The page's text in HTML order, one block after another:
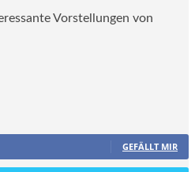
Vorstellungen von
GEFÄLLT MIR